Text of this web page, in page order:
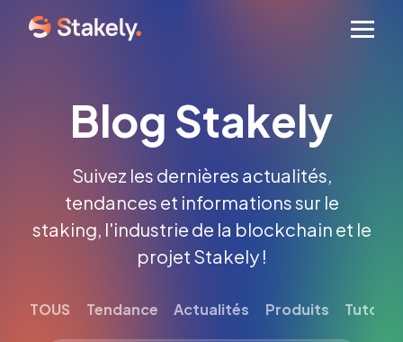
Blog Stakely
Suivez les dernières actualités,
tendances et informations sur le
staking, l'industrie de la blockchain et le
projet Stakely !
TOUS Tendance Actualités Produits Tutoriel